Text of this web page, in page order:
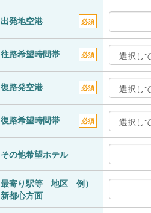
出発地空港 必須
往路希望時間帯 必須
復路発空港 必須
復路希望時間帯 必須
その他希望ホテル
最寄り駅等 地区 例）
新都心方面